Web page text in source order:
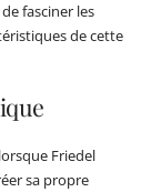
fasciner les
de cette
Friedel
sa propre